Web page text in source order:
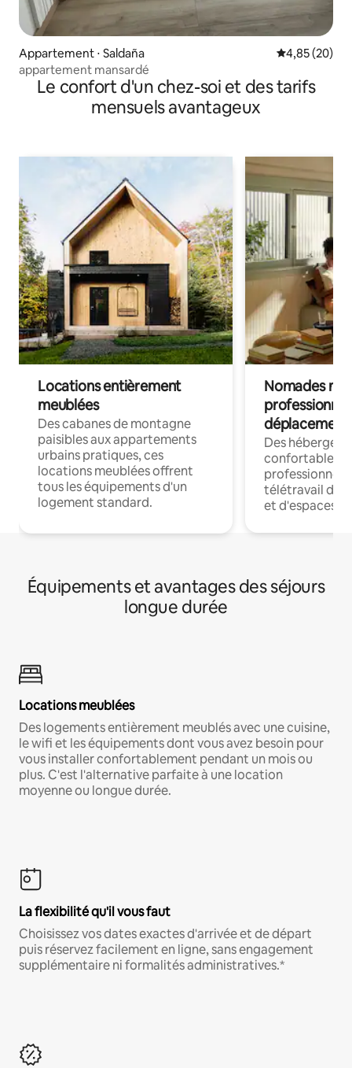
Appartement ⋅ Saldaña Évaluation
4,85 (20)
appartement mansardé
Le confort d'un chez-soi et des tarifs
mensuels avantageux
Locations entièrement
meublées
Des cabanes de montagne
paisibles aux appartements
urbains pratiques, ces
locations meublées offrent
tous les équipements d'un
logement standard.
Nomades
déplacement
Des
confortables
professionnels
télétravail
et d'espaces
Équipements et avantages des séjours
longue durée
Locations meublées
Des logements entièrement meublés avec une cuisine,
le wifi et les équipements dont vous avez besoin pour
vous installer confortablement pendant un mois ou
plus. C'est l'alternative parfaite à une location
moyenne ou longue durée.
La flexibilité qu'il vous faut
Choisissez vos dates exactes d'arrivée et de départ
puis réservez facilement en ligne, sans engagement
supplémentaire ni formalités administratives.*